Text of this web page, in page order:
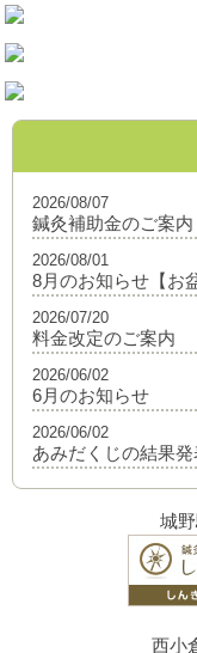
鍼灸補助金のご案内
2026/08/07
8月のお知らせ【お
2026/08/01
料金改定のご案内
2026/07/20
6月のお知らせ
2026/06/02
あみだくじの結果発
2026/06/02
城
西小